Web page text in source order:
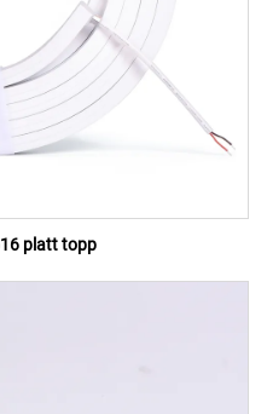
platt topp